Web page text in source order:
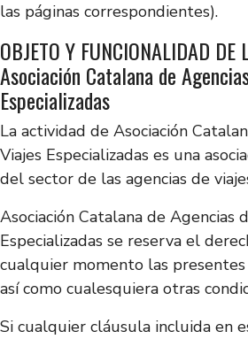
las páginas correspondientes).
OBJETO Y FUNCIONALIDAD DE
Asociación Catalana de
Especializadas
La actividad de Asociación
Viajes Especializadas es una
del sector de las agencias de
Asociación Catalana de Agencias
Especializadas se reserva el
cualquier momento las presentes
así como cualesquiera otras
Si cualquier cláusula incluida en